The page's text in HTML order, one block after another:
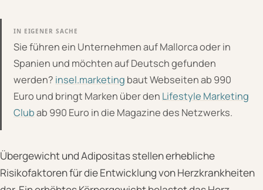
IN EIGENER SACHE
Sie führen ein Unternehmen auf Mallorca oder in
Spanien und möchten auf Deutsch gefunden
werden? insel.marketing baut Webseiten ab 990
Euro und bringt Marken über den Lifestyle Marketing
Clubab 990 Euro in die Magazine des Netzwerks.
Übergewicht und Adipositas stellen erhebliche
Risikofaktoren für die Entwicklung von Herzkrankheiten